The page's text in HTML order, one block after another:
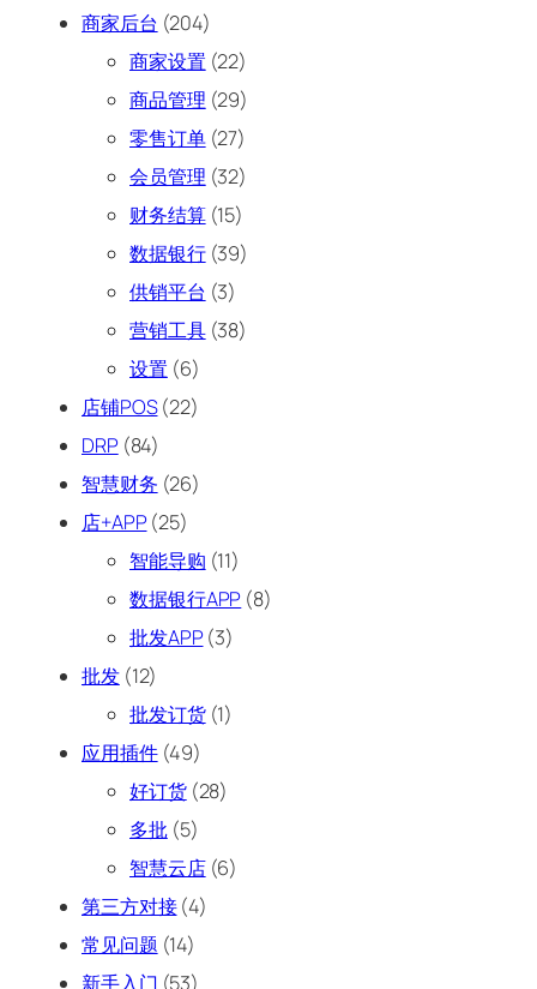
商家后台 (204)
商家设置 (22)
商品管理 (29)
零售订单(27)
会员管理 (32)
财务结算(15)
数据银行(39)
供销平台 (3)
营销工具(38)
设置 (6)
店铺POS(22)
DRP(84)
智慧财务 (26)
店+APP(25)
智能导购 (11)
数据银行APP (8)
批发APP(3)
批发(12)
批发订货(1)
应用插件(49)
好订货(28)
多批(5)
智慧云店(6)
第三方对接(4)
常见问题 (14)
新手入门 (53)